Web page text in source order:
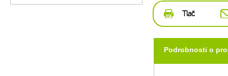
Tlač
Podrobnosti o